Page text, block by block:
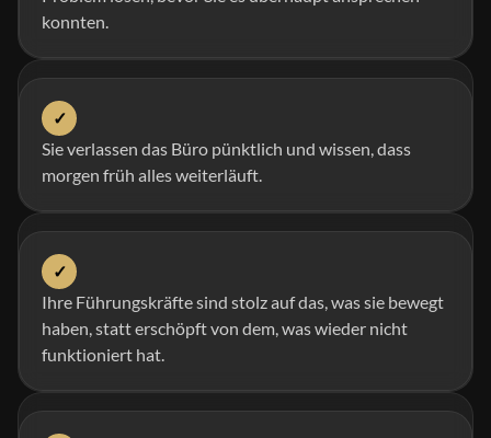
konnten.
✓
Sie verlassen das Büro pünktlich und wissen, dass
morgen früh alles weiterläuft.
✓
Ihre Führungskräfte sind stolz auf das, was sie bewegt
haben, statt erschöpft von dem, was wieder nicht
funktioniert hat.